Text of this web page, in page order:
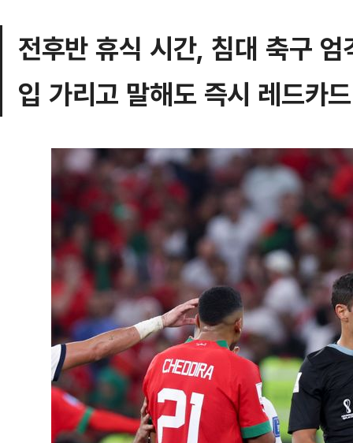
전후반 휴식 시간, 침대 축구 엄
입 가리고 말해도 즉시 레드카